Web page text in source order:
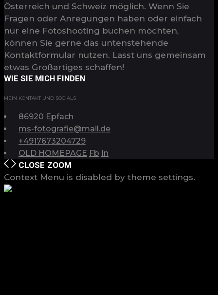
Österreich und Schweiz möglich. Wenn Sie
Fragen oder Anregungen haben oder einfach
nur eine Fotoshooting buchen möchten,
können Sie gerne das untenstehende
Kontaktformular nutzen. Lasst uns gemeinsam
etwas Großartiges schaffen!
WIE SIE MICH FINDEN
MEIN KONTAKT UND SOCIALS
86920 Epfach
ms-fotografie@mail.de
+4917673204729
OLD HOMEPAGE Fb In
CLOSE ZOOM
Context Menu is disabled by theme settings.